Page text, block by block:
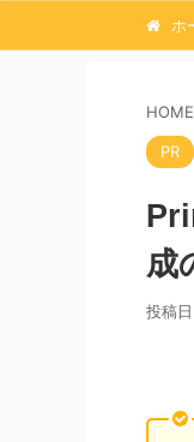
ホ
HOME
PR
成
投稿日